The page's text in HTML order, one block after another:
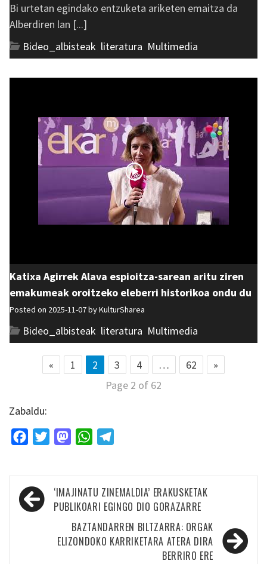
Bi urtetan egindako entzuketa ariketen emaitza da
Alberdiren lan [...]
Bideo_albisteak literatura Multimedia
Katixa Agirrek Alava espioitza-sarean aritu ziren
emakumeak oroitzeko eleberri historikoa ondu du
Posted on 2025-11-07 byKulturSharea
Bideo_albisteak literatura Multimedia
« 1 2 3 4 … 62
»
Page 2 of 62
Zabaldu:
FacebookTwitterMastodonWhatsApp
Bidalketetan
zehar
nabigatu
‘IMAJINATU ZINEMALDIA’ ERAKUSKETAK
PUBLIKOARI EGINGO DIO GORAZARRE
BAZTANDARREN BILTZARRA: ORGAK
ELIZONDOKO KARRIKETARA ATERA DIRA
BERRIRO ERE